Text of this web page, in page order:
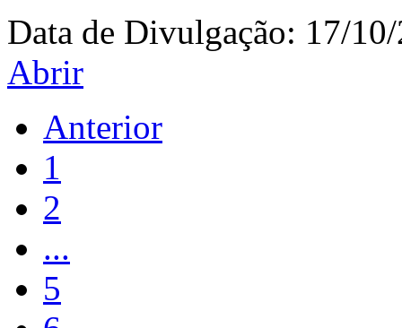
Data de Divulgação: 17/
Abrir
Anterior
1
2
...
5